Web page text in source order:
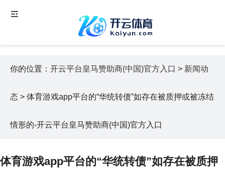
你的位置： 开云平台皇马赞助商(中国)官方入口 > 新闻动
态 > 体育游戏app平台的“华统转债”如存在被质押或被冻结
情形的-开云平台皇马赞助商(中国)官方入口
体育游戏app平台的“华统转债”如存在被质押